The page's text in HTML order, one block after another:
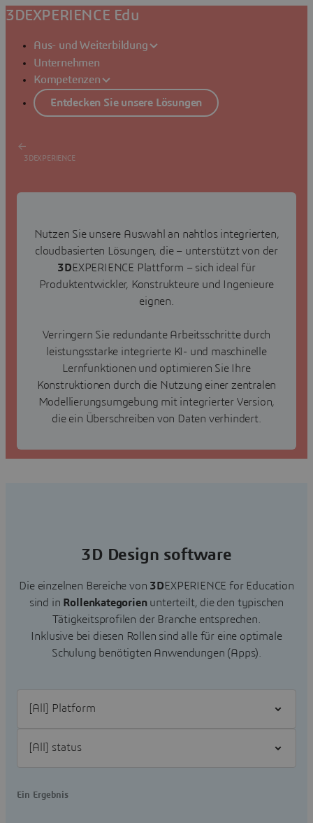
3DEXPERIENCE Edu
Aus- und Weiterbildung
Unternehmen
Kompetenzen
Entdecken Sie unsere Lösungen
3DEXPERIENCE
SOLIDWORKS Cloud-Anwendungen
ANGEBOT ANFORDERN
Nutzen Sie unsere Auswahl an nahtlos integrierten,
cloudbasierten Lösungen, die – unterstützt von der
3DEXPERIENCE Plattform – sich ideal für
Produktentwickler, Konstrukteure und Ingenieure
eignen.
Verringern Sie redundante Arbeitsschritte durch
leistungsstarke integrierte KI- und maschinelle
Lernfunktionen und optimieren Sie Ihre
Konstruktionen durch die Nutzung einer zentralen
Modellierungsumgebung mit integrierter Version,
die ein Überschreiben von Daten verhindert.
3D Design software
Die einzelnen Bereiche von 3DEXPERIENCE for Education
sind in Rollenkategorien unterteilt, die den typischen
Tätigkeitsprofilen der Branche entsprechen.
Inklusive bei diesen Rollen sind alle für eine optimale
Schulung benötigten Anwendungen (Apps).
Ein Ergebnis